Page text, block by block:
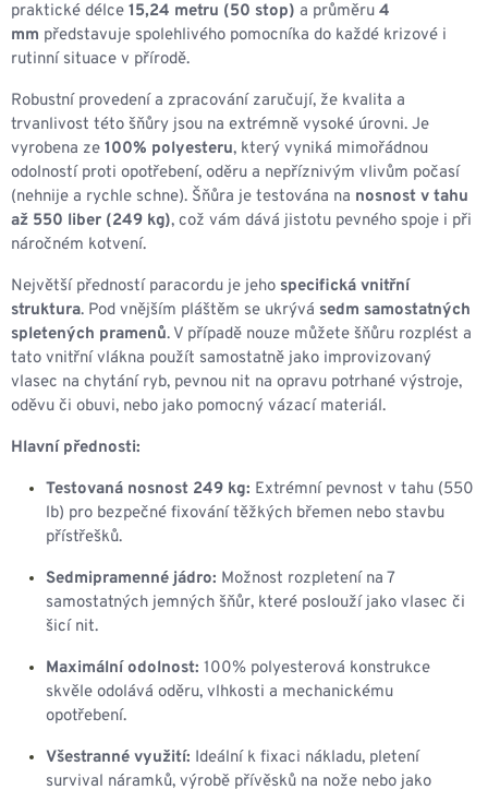
praktické délce 15,24 metru (50 stop) a průměru 4
mm představuje spolehlivého pomocníka do každé krizové i
rutinní situace v přírodě.
Robustní provedení a zpracování zaručují, že kvalita a
trvanlivost této šňůry jsou na extrémně vysoké úrovni. Je
vyrobena ze 100% polyesteru, který vyniká mimořádnou
odolností proti opotřebení, oděru a nepříznivým vlivům počasí
(nehnije a rychle schne). Šňůra je testována na nosnost v tahu
až 550 liber (249 kg), což vám dává jistotu pevného spoje i při
náročném kotvení.
Největší předností paracordu je jeho specifická vnitřní
struktura. Pod vnějším pláštěm se ukrývá sedm samostatných
spletených pramenů. V případě nouze můžete šňůru rozplést a
tato vnitřní vlákna použít samostatně jako improvizovaný
vlasec na chytání ryb, pevnou nit na opravu potrhané výstroje,
oděvu či obuvi, nebo jako pomocný vázací materiál.
Hlavní přednosti:
Testovaná nosnost 249 kg: Extrémní pevnost v tahu (550
lb) pro bezpečné fixování těžkých břemen nebo stavbu
přístřešků.
Sedmipramenné jádro: Možnost rozpletení na 7
samostatných jemných šňůr, které poslouží jako vlasec či
šicí nit.
Maximální odolnost: 100% polyesterová konstrukce
skvěle odolává oděru, vlhkosti a mechanickému
opotřebení.
Všestranné využití: Ideální k fixaci nákladu, pletení
survival náramků, výrobě přívěsků na nože nebo jako